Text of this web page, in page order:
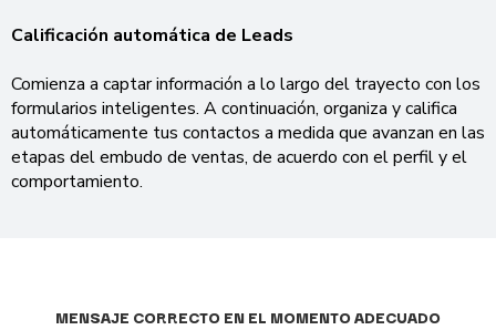
Calificación automática de Leads
Comienza a captar información a lo largo del trayecto con los
formularios inteligentes. A continuación, organiza y califica
automáticamente tus contactos a medida que avanzan en las
etapas del embudo de ventas, de acuerdo con el perfil y el
comportamiento.
MENSAJE CORRECTO EN EL MOMENTO ADECUADO